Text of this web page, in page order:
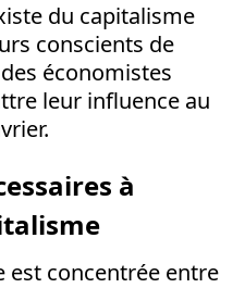
du capitalisme
conscients de
économistes
leur influence au
à
est concentrée entre